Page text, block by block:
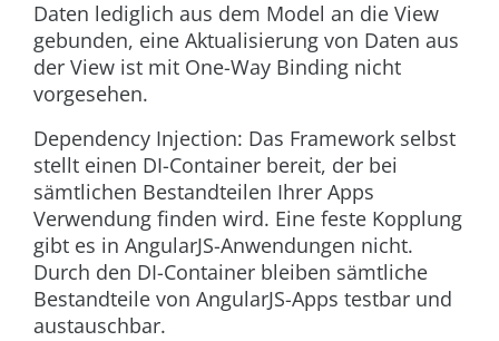
Daten lediglich aus dem Model an die View
gebunden, eine Aktualisierung von Daten aus
der View ist mit One-Way Binding nicht
vorgesehen.
Dependency Injection: Das Framework selbst
stellt einen DI-Container bereit, der bei
sämtlichen Bestandteilen Ihrer Apps
Verwendung finden wird. Eine feste Kopplung
gibt es in AngularJS-Anwendungen nicht.
Durch den DI-Container bleiben sämtliche
Bestandteile von AngularJS-Apps testbar und
austauschbar.